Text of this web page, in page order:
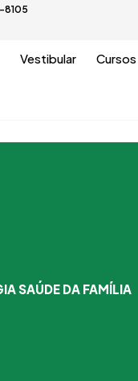
8105
Vestibular Cursos
SAÚDE DA FAMÍLIA